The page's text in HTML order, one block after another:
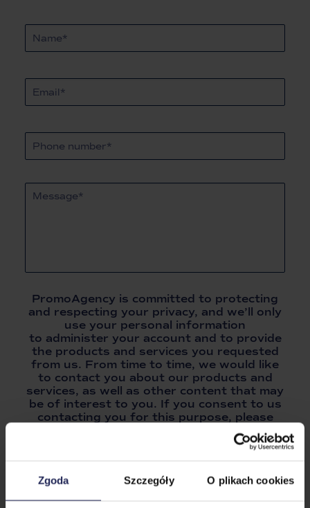
Zgoda Szczegóły O plikach cookies
PromoAgency is committed to protecting
and respecting your privacy, and we’ll only
use your personal information
to administer your account and to provide
the products and services you requested
from us. From time to time, we would like
to contact you about our products and
services, as well as other content that may
be of interest to you. If you consent to us
contacting you for this purpose, please
tick below to say how you would like us
PromoAgency.*
In order to provide you the content requested, we need